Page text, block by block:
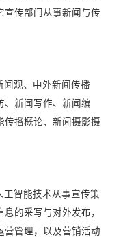
宣传部门从事新闻与传
闻观、中外新闻传播
、新闻写作、新闻编
传播概论、新闻摄影摄
智能技术从事宣传策
的采写与对外发布，
营管理，以及营销活动